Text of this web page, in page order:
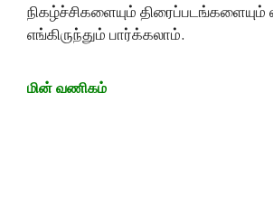
நிகழ்ச்சிகளையும் திரைப்படங்களையும்
எங்கிருந்தும் பார்க்கலாம்.
மின் வணிகம்